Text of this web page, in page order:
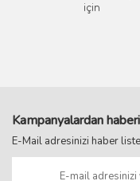
için
Kampanyalardan
E-Mail adresinizi haber